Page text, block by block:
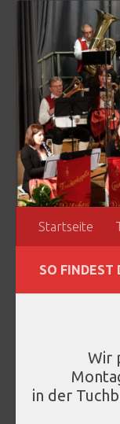
Zum Inhalt
Startseite
SO FINDEST
Wir
in der